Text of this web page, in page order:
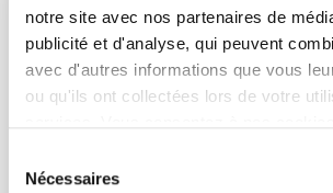
notre site avec nos partenaires de
publicité et d'analyse, qui peuvent
avec d'autres informations que vous
ou qu'ils ont collectées lors de votre
Nécessaires
Cette formation vous permet, en 3
formation intensive à temps plein,
compétences essentielles du